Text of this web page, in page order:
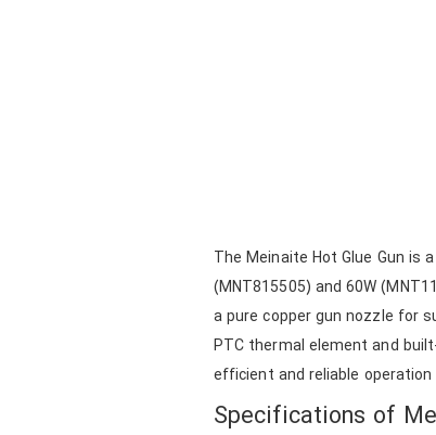
The Meinaite Hot Glue Gun is
(MNT815505) and 60W
a pure copper gun nozzle for
PTC thermal element and
efficient and reliable
Specifications of